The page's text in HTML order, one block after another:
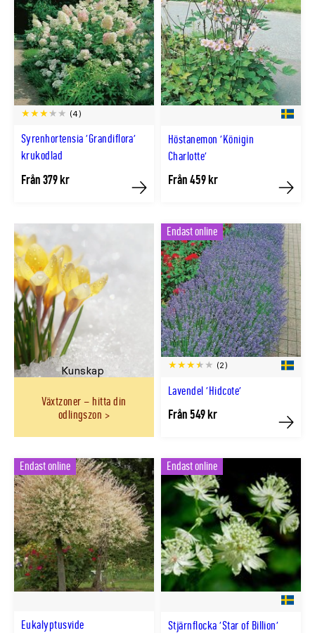
Syrenhortensia 'Grandiflora'
krukodlad
(4)
Från 379 kr
Köp
Höstanemon 'Königin
Charlotte'
Från 459 kr
Köp
Kunskap
Växtzoner – hitta din
odlingszon
Lavendel 'Hidcote'
(2)
Endast online
Från 549 kr
Köp
Eukalyptusvide
Endast online
Stjärnflocka 'Star of Billion'
Endast online